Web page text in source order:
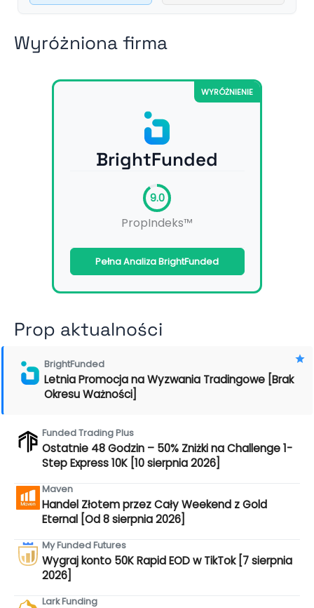
Wyróżniona firma
WYRÓŻNIENIE
BrightFunded
9.0
PropIndeks™
Pełna Analiza BrightFunded
Prop aktualności
BrightFunded
Letnia Promocja na Wyzwania Tradingowe [Brak
Okresu Ważności]
Funded Trading Plus
Ostatnie 48 Godzin – 50% Zniżki na Challenge 1-
Step Express 10K [10 sierpnia 2026]
Maven
Handel Złotem przez Cały Weekend z Gold
Eternal [Od 8 sierpnia 2026]
My Funded Futures
Wygraj konto 50K Rapid EOD w TikTok [7 sierpnia
2026]
Lark Funding